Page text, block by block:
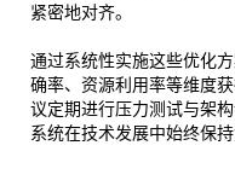
紧密地对齐。
通过系统性实施这些优化
确率、资源利用率等维度
议定期进行压力测试与架
系统在技术发展中始终保持